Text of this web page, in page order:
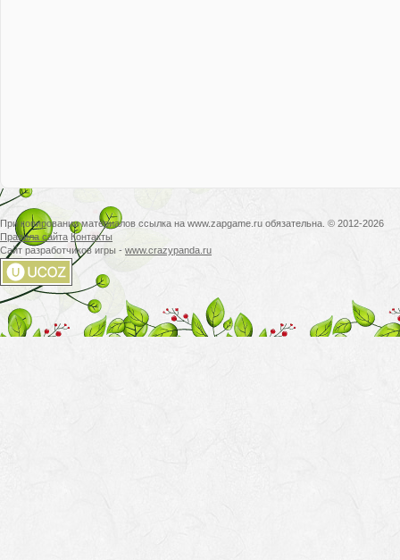
При копировании материалов ссылка на www.zapgame.ru обязательна. © 2012-2026
Правила сайта Контакты
Сайт разработчиков игры - www.crazypanda.ru